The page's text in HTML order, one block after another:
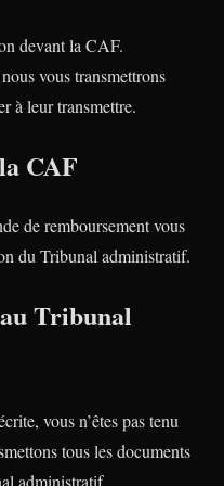
devant la CAF.
vous transmettrons
à leur transmettre.
CAF
de remboursement vous
du Tribunal administratif.
Tribunal
vous n’êtes pas tenu
tous les documents
administratif.